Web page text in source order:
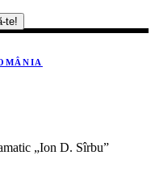
„Ion D. Sîrbu”